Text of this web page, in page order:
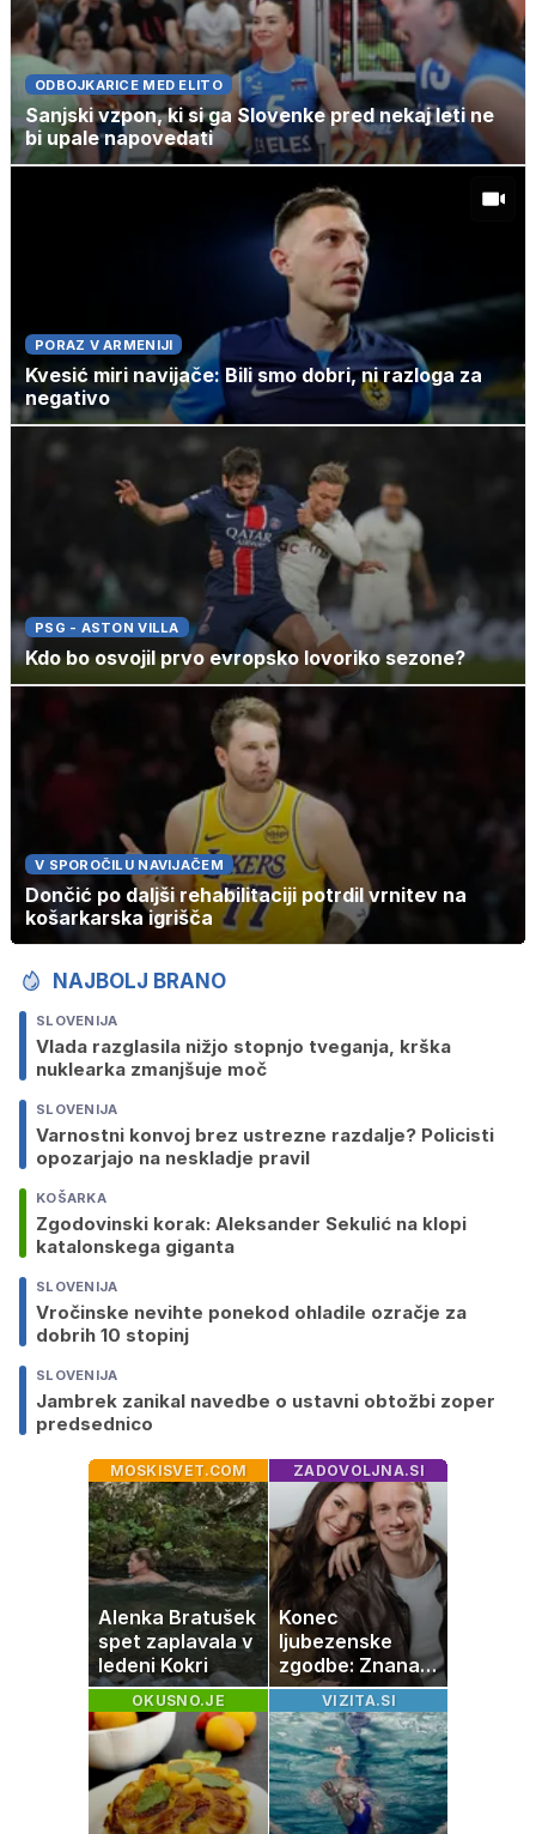
ODBOJKARICE MED ELITO
Sanjski vzpon, ki si ga Slovenke pred nekaj leti ne
bi upale napovedati
PORAZ V ARMENIJI
Kvesić miri navijače: Bili smo dobri, ni razloga za
negativo
PSG - ASTON VILLA
Kdo bo osvojil prvo evropsko lovoriko sezone?
V SPOROČILU NAVIJAČEM
Dončić po daljši rehabilitaciji potrdil vrnitev na
košarkarska igrišča
NAJBOLJ BRANO
SLOVENIJA
Vlada razglasila nižjo stopnjo tveganja, krška
nuklearka zmanjšuje moč
SLOVENIJA
Varnostni konvoj brez ustrezne razdalje? Policisti
opozarjajo na neskladje pravil
KOŠARKA
Zgodovinski korak: Aleksander Sekulić na klopi
katalonskega giganta
SLOVENIJA
Vročinske nevihte ponekod ohladile ozračje za
dobrih 10 stopinj
SLOVENIJA
Jambrek zanikal navedbe o ustavni obtožbi zoper
predsednico
MOSKISVET.COM
Alenka Bratušek
spet zaplavala v
ledeni Kokri
ZADOVOLJNA.SI
Konec
ljubezenske
zgodbe: Znana
Slovenka
potrdila razhod
z dolgoletnim
partnerjem
OKUSNO.JE VIZITA.SI